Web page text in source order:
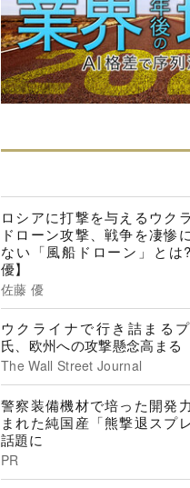
ロシアに打撃を与えるウク
ドローン攻撃、戦争を凄惨
ない「風船ドローン」とは
優】
佐藤 優
ウクライナで行き詰まる
氏、欧州への攻撃懸念高まる
The Wall Street Journal
警察装備機材で培った開発
まれた純国産「熊撃退スプ
話題に
PR